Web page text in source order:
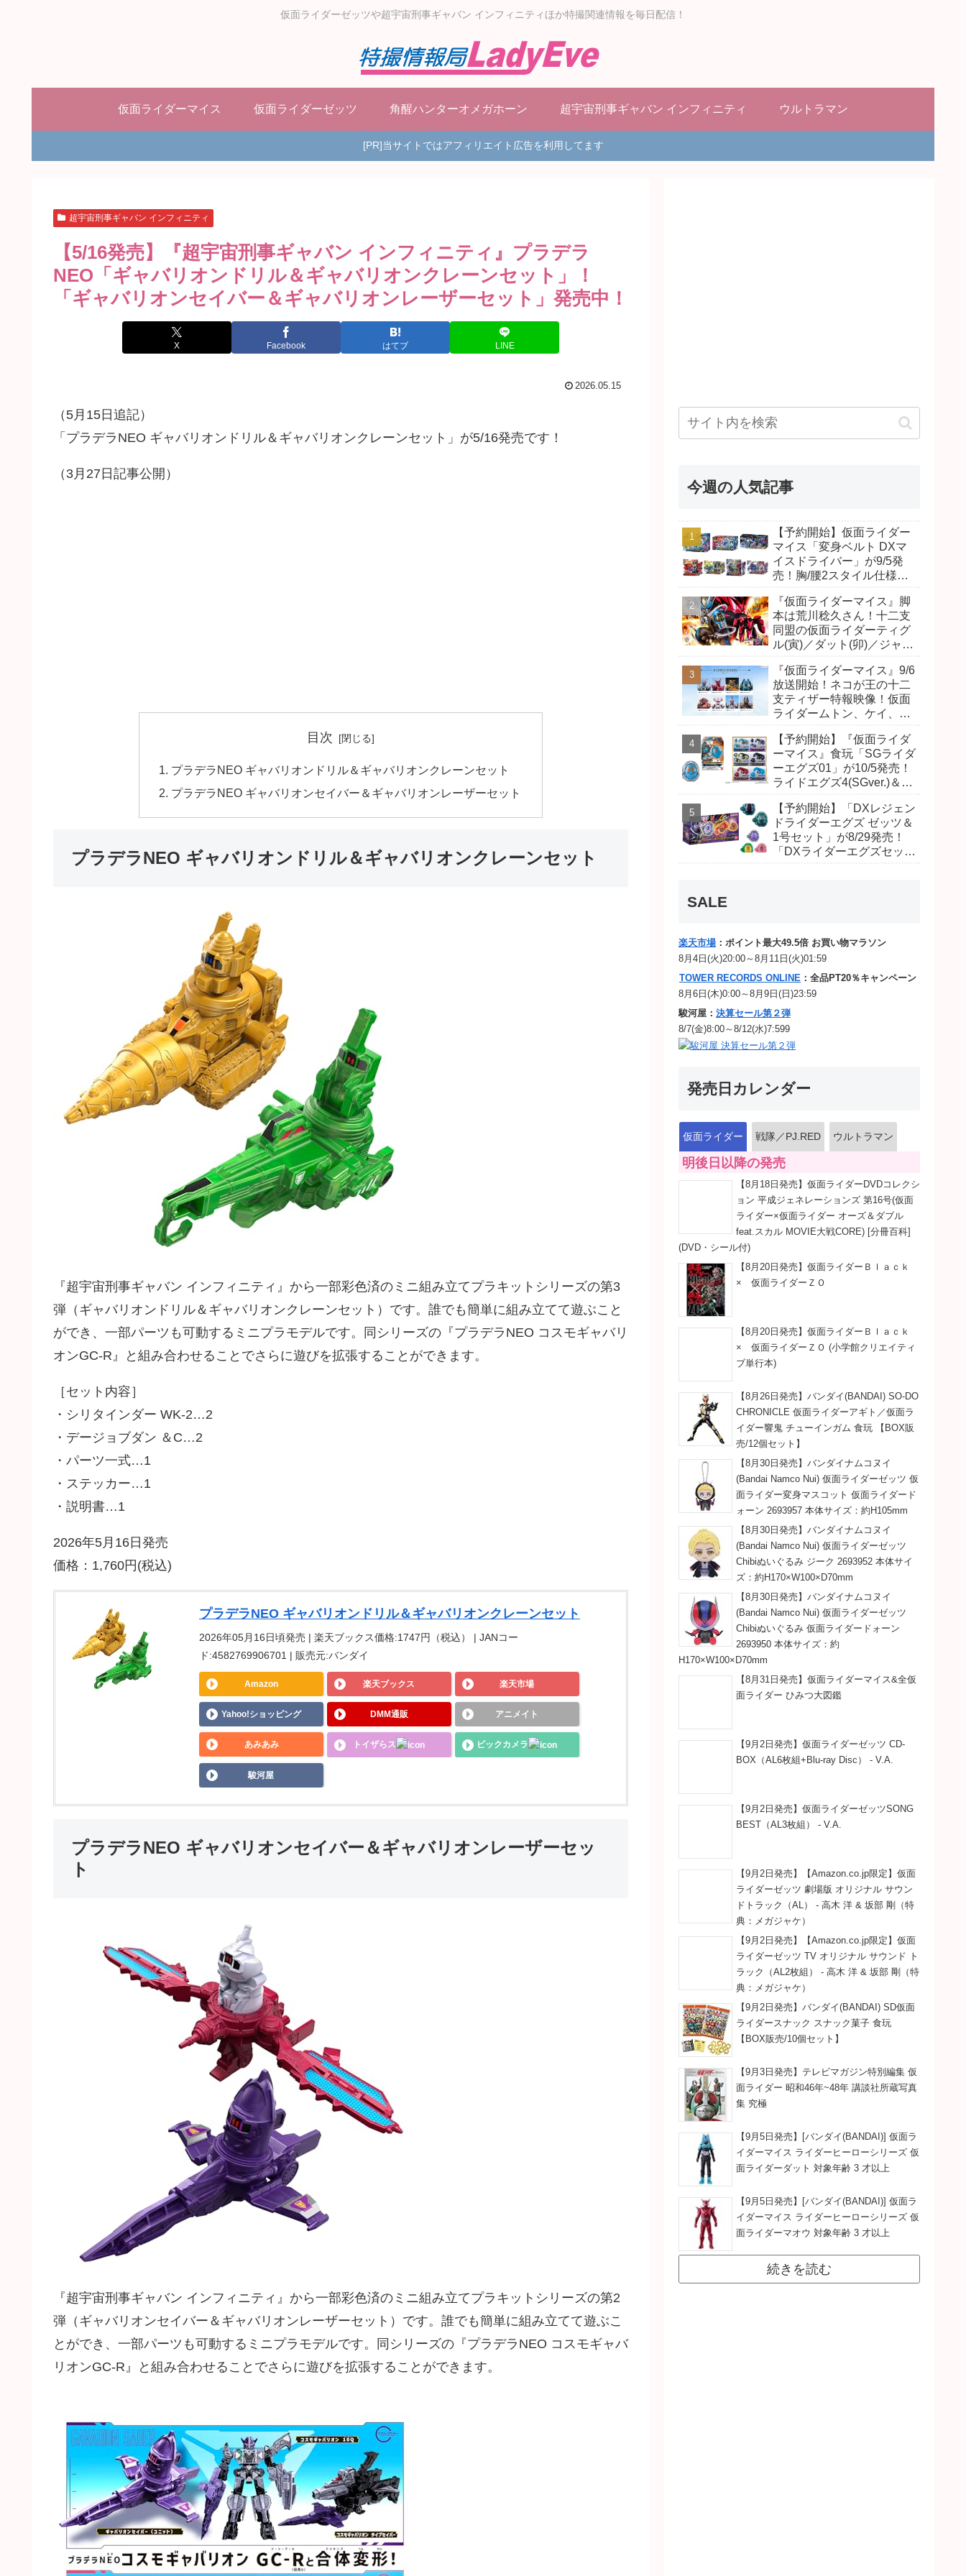
仮面ライダーゼッツや超宇宙刑事ギャバン インフィニティほか特撮関連情報を毎日配信！
仮面ライダーマイス 仮面ライダーゼッツ 角醒ハンターオメガホーン 超宇宙刑事ギャバン インフィニティ ウルトラマン
[PR]当サイトではアフィリエイト広告を利用してます
超宇宙刑事ギャバン インフィニティ
【5/16発売】『超宇宙刑事ギャバン インフィニティ』プラデラ
NEO「ギャバリオンドリル＆ギャバリオンクレーンセット」！
「ギャバリオンセイバー＆ギャバリオンレーザーセット」発売中！
X Facebook はてブ LINE
2026.05.15
（5月15日追記）
「プラデラNEO ギャバリオンドリル＆ギャバリオンクレーンセット」が5/16発売です！
（3月27日記事公開）
目次
プラデラNEO ギャバリオンドリル＆ギャバリオンクレーンセット
プラデラNEO ギャバリオンセイバー＆ギャバリオンレーザーセット
プラデラNEO ギャバリオンドリル＆ギャバリオンクレーンセット
『超宇宙刑事ギャバン インフィニティ』から一部彩色済のミニ組み立てプラキットシリーズの第3
弾（ギャバリオンドリル＆ギャバリオンクレーンセット）です。誰でも簡単に組み立てて遊ぶこと
ができ、一部パーツも可動するミニプラモデルです。同シリーズの『プラデラNEO コスモギャバリ
オンGC-R』と組み合わせることでさらに遊びを拡張することができます。
［セット内容］
・シリタインダー WK-2…2
・デージョブダン ＆C…2
・パーツ一式…1
・ステッカー…1
・説明書…1
2026年5月16日発売
価格：1,760円(税込)
プラデラNEO ギャバリオンドリル＆ギャバリオンクレーンセット
2026年05月16日頃発売 | 楽天ブックス価格:1747円（税込） | JANコー
ド:4582769906701 | 販売元:バンダイ
Amazon 楽天ブックス 楽天市場
Yahoo!ショッピング DMM通販 アニメイト
あみあみ トイザらス ビックカメラ
駿河屋
プラデラNEO ギャバリオンセイバー＆ギャバリオンレーザーセッ
ト
『超宇宙刑事ギャバン インフィニティ』から一部彩色済のミニ組み立てプラキットシリーズの第2
弾（ギャバリオンセイバー＆ギャバリオンレーザーセット）です。誰でも簡単に組み立てて遊ぶこ
とができ、一部パーツも可動するミニプラモデルです。同シリーズの『プラデラNEO コスモギャバ
リオンGC-R』と組み合わせることでさらに遊びを拡張することができます。
今週の人気記事
【予約開始】仮面ライダー
マイス「変身ベルト DXマ
イスドライバー」が9/5発
売！胸/腰2スタイル仕様！
ッシュ、ジャオ/バイト、ケ
イ/ショットボーンバックル
も！
『仮面ライダーマイス』脚
本は荒川稔久さん！十二支
同盟の仮面ライダーティグ
ル(寅)／ダット(卯)／ジャオ
尾達臣のキャストが発表！
トリガーのアキト金子隼也
さんも変身！
『仮面ライダーマイス』9/6
放送開始！ネコが王の十二
支ティザー特報映像！仮面
ライダームトン、ケイ、ヴ
開！ライダーは子丑寅卯辰
巳午未申酉戌亥猫猫の14
人⁉
【予約開始】『仮面ライダ
ーマイス』食玩「SGライダ
ーエグズ01」が10/5発売！
ライドエグズ4(SGver.)＆ジ
ズ、カイザ、ギャレン、デ
ィエンドシードエグズ！
【予約開始】「DXレジェン
ドライダーエグズ ゼッツ＆
1号セット」が8/29発売！
「DXライダーエグズセッ
SALE
楽天市場 ：ポイント最大49.5倍 お買い物マラソン
8月4日(火)20:00～8月11日(火)01:59
TOWER RECORDS ONLINE ：全品PT20％キャンペーン
8月6日(木)0:00～8月9日(日)23:59
駿河屋： 決算セール第２弾
8/7(金)8:00～8/12(水)7:599
発売日カレンダー
仮面ライダー 戦隊／PJ.RED ウルトラマン
明後日以降の発売
【8月18日発売】仮面ライダーDVDコレクシ
ョン 平成ジェネレーションズ 第16号(仮面
ライダー×仮面ライダー オーズ＆ダブル
feat.スカル MOVIE大戦CORE) [分冊百科]
(DVD・シール付)
【8月20日発売】仮面ライダーＢｌａｃｋ
× 仮面ライダーＺＯ
【8月20日発売】仮面ライダーＢｌａｃｋ
× 仮面ライダーＺＯ (小学館クリエイティ
ブ単行本)
【8月26日発売】バンダイ(BANDAI) SO-DO
CHRONICLE 仮面ライダーアギト／仮面ラ
イダー響鬼 チューインガム 食玩 【BOX販
売/12個セット】
【8月30日発売】バンダイナムコヌイ
(Bandai Namco Nui) 仮面ライダーゼッツ 仮
面ライダー変身マスコット 仮面ライダード
ォーン 2693957 本体サイズ：約H105mm
【8月30日発売】バンダイナムコヌイ
(Bandai Namco Nui) 仮面ライダーゼッツ
Chibiぬいぐるみ ジーク 2693952 本体サイ
ズ：約H170×W100×D70mm
【8月30日発売】バンダイナムコヌイ
(Bandai Namco Nui) 仮面ライダーゼッツ
Chibiぬいぐるみ 仮面ライダードォーン
2693950 本体サイズ：約
H170×W100×D70mm
【8月31日発売】仮面ライダーマイス&全仮
面ライダー ひみつ大図鑑
【9月2日発売】仮面ライダーゼッツ CD-
BOX（AL6枚組+Blu-ray Disc） - V.A.
【9月2日発売】仮面ライダーゼッツSONG
BEST（AL3枚組） - V.A.
【9月2日発売】【Amazon.co.jp限定】仮面
ライダーゼッツ 劇場版 オリジナル サウン
ドトラック（AL） - 高木 洋 & 坂部 剛（特
典：メガジャケ）
【9月2日発売】【Amazon.co.jp限定】仮面
ライダーゼッツ TV オリジナル サウンド ト
ラック（AL2枚組） - 高木 洋 & 坂部 剛（特
典：メガジャケ）
【9月2日発売】バンダイ(BANDAI) SD仮面
ライダースナック スナック菓子 食玩
【BOX販売/10個セット】
【9月3日発売】テレビマガジン特別編集 仮
面ライダー 昭和46年~48年 講談社所蔵写真
集 究極
【9月5日発売】[バンダイ(BANDAI)] 仮面ラ
イダーマイス ライダーヒーローシリーズ 仮
面ライダーダット 対象年齢 3 才以上
【9月5日発売】[バンダイ(BANDAI)] 仮面ラ
イダーマイス ライダーヒーローシリーズ 仮
面ライダーマオウ 対象年齢 3 才以上
続きを読む